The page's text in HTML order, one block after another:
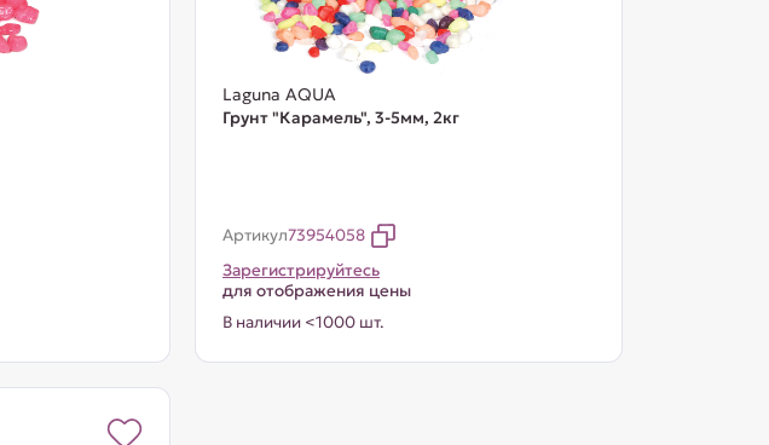
Laguna AQUA
Грунт "Карамель", 3-5мм, 2кг
Артикул73954058
Зарегистрируйтесь
для отображения цены
В наличии <1000 шт.